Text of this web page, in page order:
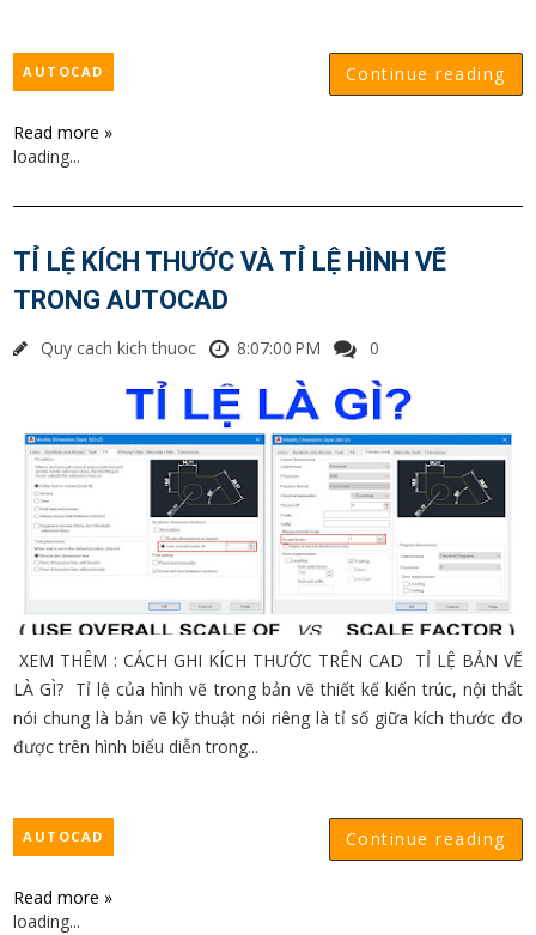
Continue reading
AUTOCAD
Read more »
loading...
TỈ LỆ KÍCH THƯỚC VÀ TỈ LỆ HÌNH VẼ
TRONG AUTOCAD
Quy cach kich thuoc 8:07:00 PM 0
XEM THÊM : CÁCH GHI KÍCH THƯỚC TRÊN CAD TỈ LỆ BẢN VẼ
LÀ GÌ? Tỉ lệ của hình vẽ trong bản vẽ thiết kế kiến trúc, nội thất
nói chung là bản vẽ kỹ thuật nói riêng là tỉ số giữa kích thước đo
được trên hình biểu diễn trong...
Continue reading
AUTOCAD
Read more »
loading...